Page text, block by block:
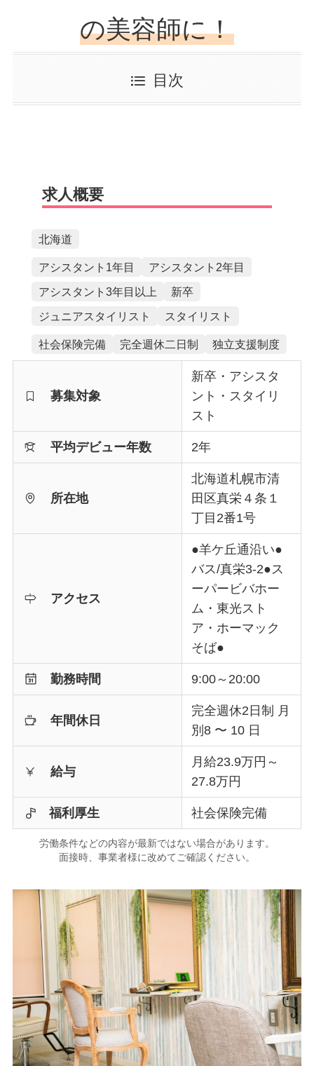
の美容師に！
目次
求人概要
北海道
アシスタント1年目
アシスタント2年目
アシスタント3年目以上
新卒
ジュニアスタイリスト
スタイリスト
社会保険完備 完全週休二日制 独立支援制度
募集対象
新卒・アシスタ
ント・スタイリ
スト
平均デビュー年数 2年
所在地
北海道札幌市清
田区真栄４条１
丁目2番1号
アクセス
●羊ケ丘通沿い●
バス/真栄3-2●ス
ーパービバホー
ム・東光スト
ア・ホーマック
そば●
勤務時間 9:00～20:00
年間休日
完全週休2日制 月
別8 〜 10 日
給与
月給23.9万円～
27.8万円
福利厚生 社会保険完備
労働条件などの内容が最新ではない場合があります。
面接時、事業者様に改めてご確認ください。